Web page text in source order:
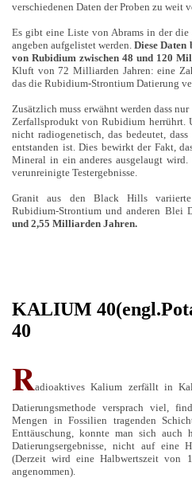
verschiedenen Daten der Proben zu weit
Es gibt eine Liste von Abrams in der
angeben aufgelistet werden.Diese Daten
von Rubidium zwischen 48 und 120
Kluft von 72 Milliarden Jahren: eine
das die Rubidium-Strontium Datierung
Zusätzlich muss erwähnt werden dass
Zerfallsprodukt von Rubidium herrührt.
nicht radiogenetisch, das bedeutet,
entstanden ist. Dies bewirkt der Fakt,
Mineral in ein anderes ausgelaugt wird.
verunreinigte Testergebnisse.
Granit aus den Black Hills variierte
Rubidium-Strontium und anderen Blei
und 2,55 Milliarden Jahren.
KALIUM
40
Radioaktives Kalium zerfällt in
Datierungsmethode versprach viel,
Mengen in Fossilien tragenden
Enttäuschung, konnte man sich auch
Datierungsergebnisse, nicht auf eine
(Derzeit wird eine Halbwertszeit
angenommen).